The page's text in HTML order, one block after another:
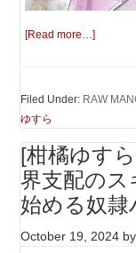
[Read more…]
Filed Under: RAW
ゆすら
[柑橘ゆす
界支配の
始める奴隷
October 19, 2024 by